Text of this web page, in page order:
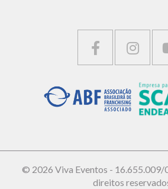
© 2026 Viva Eventos - 16.655.009/
direitos